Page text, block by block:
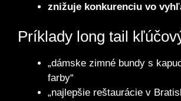
znižuje konkurenciu vo
Príklady long tail
„dámske zimné bundy s
farby“
„najlepšie reštaurácie v